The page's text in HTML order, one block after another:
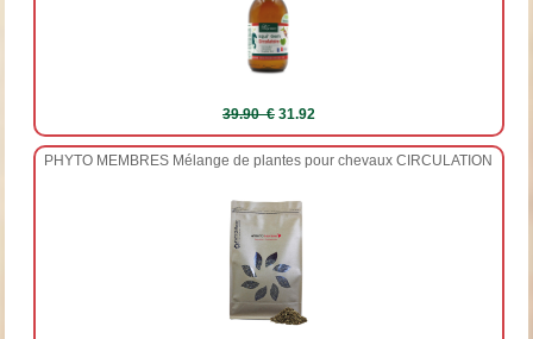
39.90 €31.92
PHYTO MEMBRES Mélange de plantes pour chevaux CIRCULATION